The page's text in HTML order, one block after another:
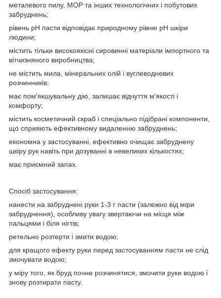
металевого пилу, МОР та інших технологічних і побутових
забруднень;
рівень pH пасти відповідає природному рівню pH шкіри
людини;
містить тільки високоякісні сировинні матеріали імпортного та
вітчизняного виробництва;
не містить мила, мінеральних олій і вуглеводневих
розчинників;
має пом'якшувальну дію, залишає відчуття м'якості і
комфорту;
містить косметичний скраб і спеціально підібрані компоненти,
що сприяють ефективному видаленню забруднень;
економна у застосуванні, ефективно очищає забруднену
шкіру рук навіть при дозуванні в невеликих кількостях;
має приємний запах.
Спосіб застосування:
нанести на забруднені руки 1-3 г пасти (залежно від міри
забруднення), особливу увагу звертаючи на місця між
пальцями і біля нігтів;
ретельно розтерти і змити водою;
для кращого ефекту руки перед застосуванням пасти не слід
змочувати водою;
у міру того, як бруд почне розчинятися, змочити руки водою і
знову розтирати пасту.